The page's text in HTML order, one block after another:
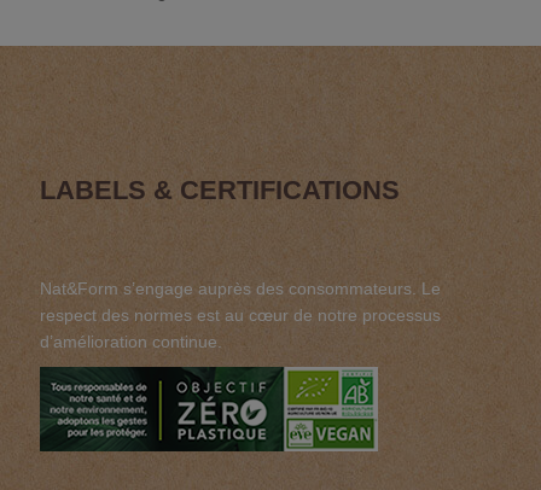
LABELS & CERTIFICATIONS
Nat&Form s’engage auprès des consommateurs. Le
respect des normes est au cœur de notre processus
d’amélioration continue.